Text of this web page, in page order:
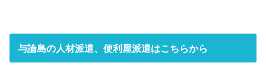
与論島の人材派遣、便利屋派遣はこちらから